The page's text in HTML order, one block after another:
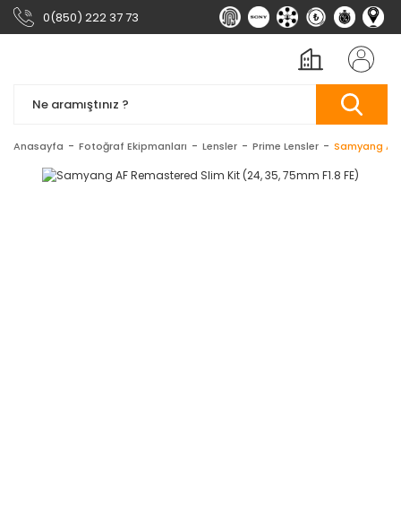
0(850) 222 37 73
Anasayfa Fotoğraf Ekipmanları Lensler Prime Lensler Samyang AF